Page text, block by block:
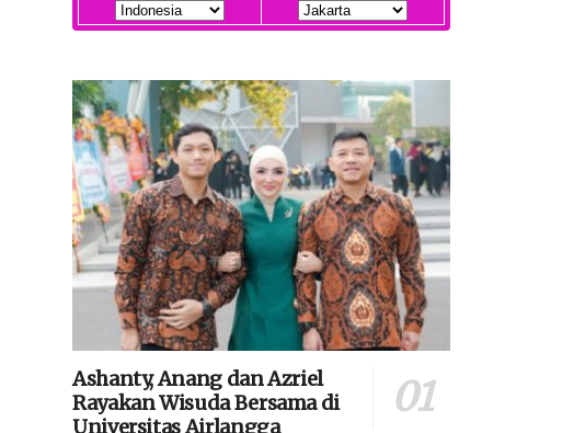
Ashanty, Anang dan Azriel
Rayakan Wisuda Bersama di
Universitas Airlangga